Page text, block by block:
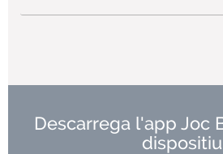
Descarrega l'app Joc
dispositiu